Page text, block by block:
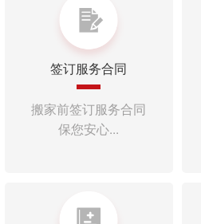
签订服务合同
搬家前签订服务合同
保您安心...